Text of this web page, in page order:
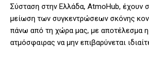
Σύσταση στην Ελλάδα, AtmoHub, έχουν
μείωση των συγκεντρώσεων σκόνης
πάνω από τη χώρα μας, με αποτέλεσμα η
ατμόσφαιρας να μην επιβαρύνεται